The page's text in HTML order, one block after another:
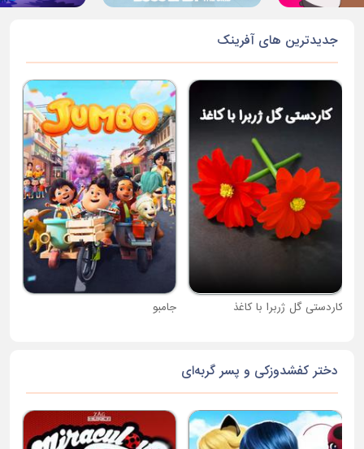
جدیدترین های آفرینک
کاردستی گل ژربرا با کاغذ جامبو
دختر کفشدوزکی و پسر گربه‌ای